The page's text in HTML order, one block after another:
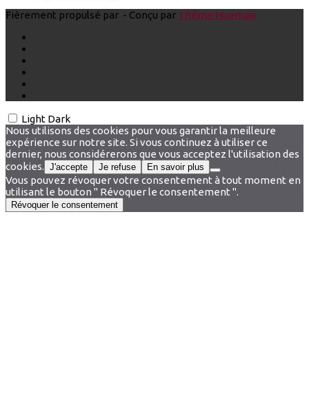
Fièrement propulsé par - Conçu par Thème Hueman
Light Dark
Nous utilisons des cookies pour vous garantir la meilleure
expérience sur notre site. Si vous continuez à utiliser ce
dernier, nous considérerons que vous acceptez l'utilisation des
cookies. J'accepte Je refuse En savoir plus
Vous pouvez révoquer votre consentement à tout moment en
utilisant le bouton " Révoquer le consentement ".
Révoquer le consentement